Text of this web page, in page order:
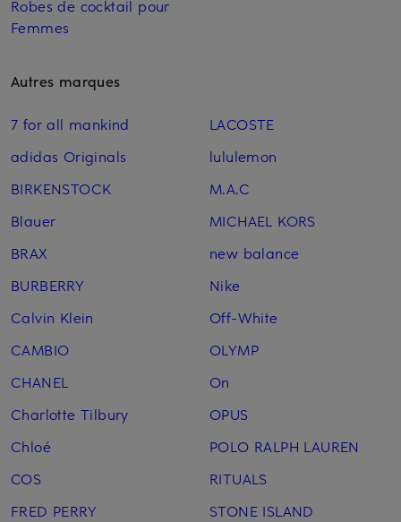
Robes de cocktail pour
Femmes
Autres marques
7 for all mankind
adidas Originals
BIRKENSTOCK
Blauer
BRAX
BURBERRY
Calvin Klein
CAMBIO
CHANEL
Charlotte Tilbury
Chloé
COS
FRED PERRY
LACOSTE
lululemon
M.A.C
MICHAEL KORS
new balance
Nike
Off-White
OLYMP
On
OPUS
POLO RALPH LAUREN
RITUALS
STONE ISLAND